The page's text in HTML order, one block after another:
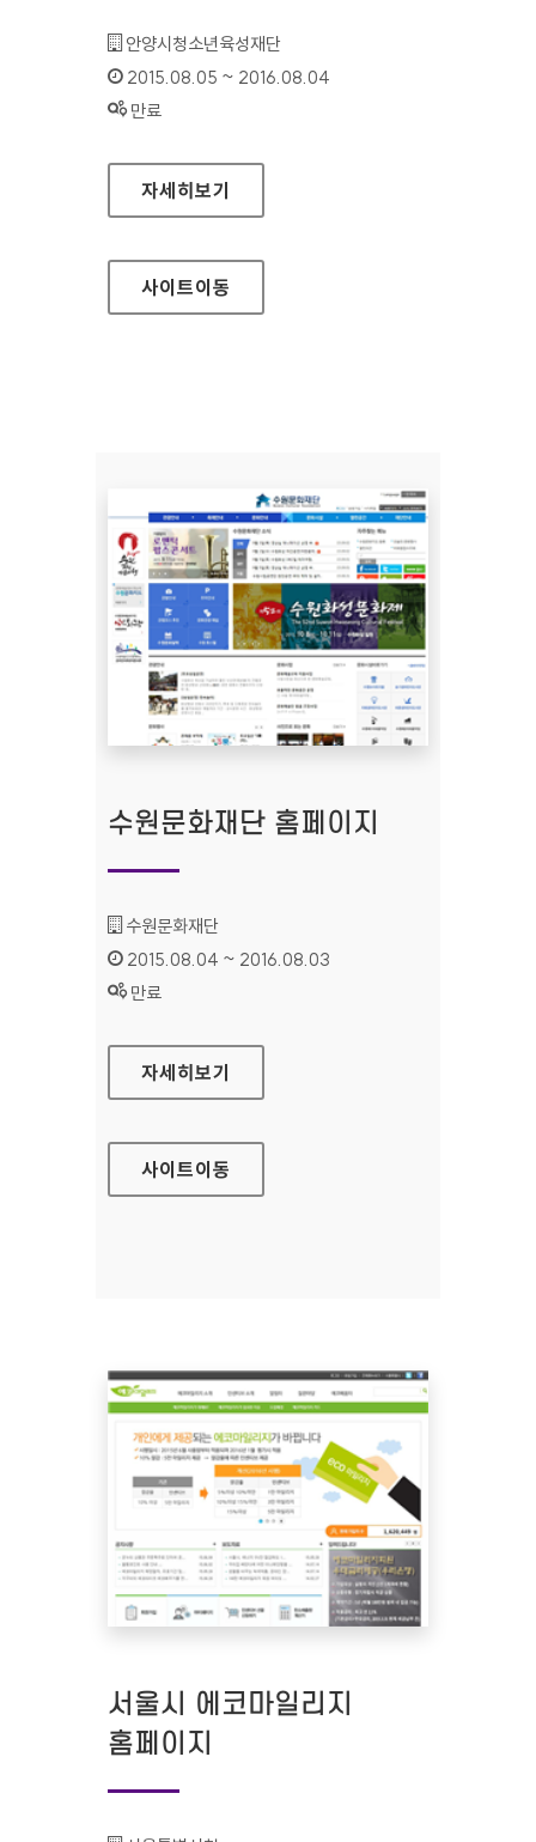
기관명 :
안양시청소년육성재단
인증기간 :
2015.08.05 ~ 2016.08.04
상태 :
만료
안양시청소년육성재단 홈페이지
자세히보기
사이트이동
수원문화재단 홈페이지
기관명 :
수원문화재단
인증기간 :
2015.08.04 ~ 2016.08.03
상태 :
만료
수원문화재단 홈페이지
자세히보기
사이트이동
서울시 에코마일리지
홈페이지